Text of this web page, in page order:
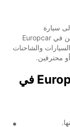
سيارة
لاستكشاف هذه الجزيرة الساحرة براحة تامة، فنحن في Europcar
والشاحنات
محترفين.
مزايا تأجير السيارات من Europcar في